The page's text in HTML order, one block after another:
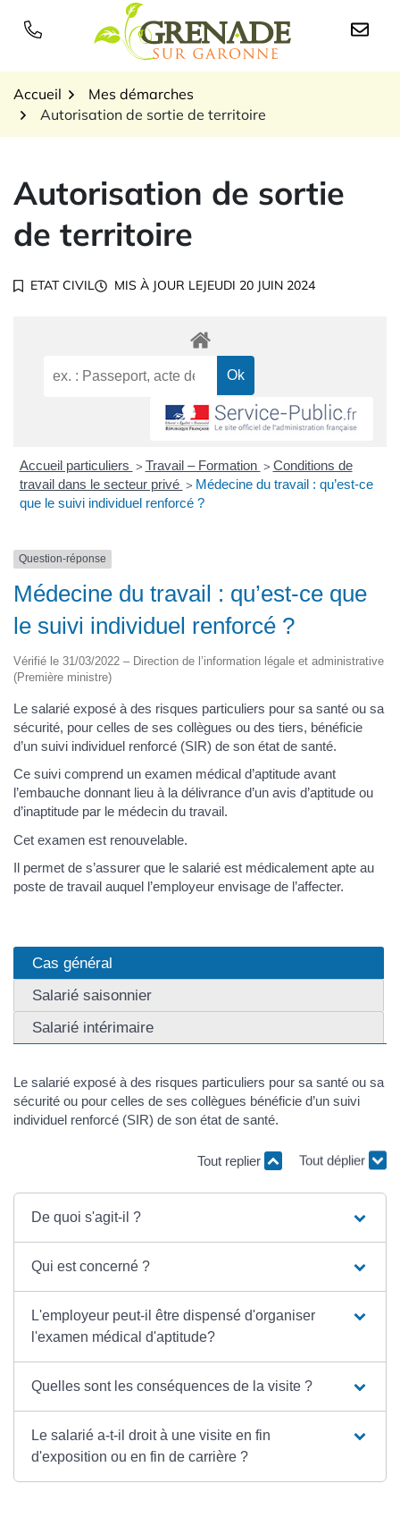
Logo Grenade sur
Accueil
Mes démarches
Autorisation de sortie de territoire
Autorisation de sortie
de territoire
ETAT CIVIL MIS À JOUR LEJEUDI 20 JUIN 2024
Accueil particuliers > Travail – Formation > Conditions de
travail dans le secteur privé > Médecine du travail : qu’est-ce
que le suivi individuel renforcé ?
Question-réponse
Médecine du travail : qu’est-ce que
le suivi individuel renforcé ?
Vérifié le 31/03/2022 – Direction de l’information légale et administrative
(Première ministre)
Le salarié exposé à des risques particuliers pour sa santé ou sa
sécurité, pour celles de ses collègues ou des tiers, bénéficie
d’un suivi individuel renforcé (SIR) de son état de santé.
Ce suivi comprend un examen médical d’aptitude avant
l’embauche donnant lieu à la délivrance d’un avis d’aptitude ou
d’inaptitude par le médecin du travail.
Cet examen est renouvelable.
Il permet de s’assurer que le salarié est médicalement apte au
poste de travail auquel l’employeur envisage de l’affecter.
Cas général
Salarié saisonnier
Salarié intérimaire
Le salarié exposé à des risques particuliers pour sa santé ou sa
sécurité ou pour celles de ses collègues bénéficie d’un suivi
individuel renforcé (SIR) de son état de santé.
Tout replier Tout déplier
De quoi s'agit-il ?
Qui est concerné ?
L'employeur peut-il être dispensé d'organiser
l'examen médical d'aptitude?
Quelles sont les conséquences de la visite ?
Le salarié a-t-il droit à une visite en fin
d'exposition ou en fin de carrière ?